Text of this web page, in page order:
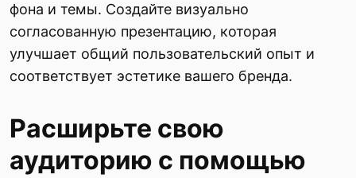
фона и темы. Создайте визуально
согласованную презентацию, которая
улучшает общий пользовательский опыт и
соответствует эстетике вашего бренда.
Расширьте свою
аудиторию с помощью